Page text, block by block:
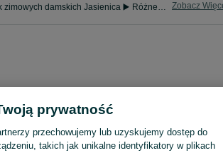
Szeroki wybór kurtek zimowych damskich Jasienica ▶️ Różne materiały i kolory ✅ Nowe i używane w atrakcyjnych cenach ✌ Sprawdź oferty na OLX.pl! Zobacz
prywatność
przechowujemy lub uzyskujemy dostęp do
takich jak unikalne identyfikatory w plikach